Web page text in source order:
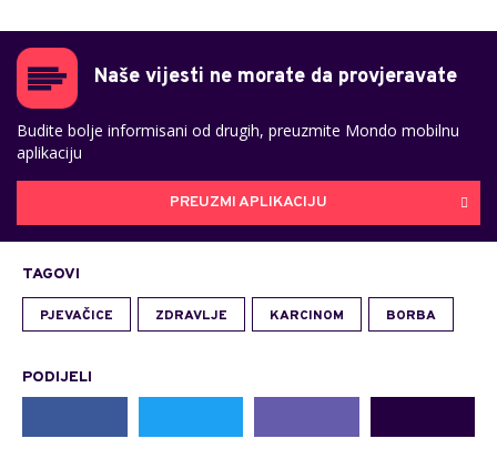
Naše vijesti ne morate da provjeravate
Budite bolje informisani od drugih, preuzmite Mondo mobilnu
aplikaciju
PREUZMI APLIKACIJU
TAGOVI
PJEVAČICE ZDRAVLJE KARCINOM BORBA
PODIJELI